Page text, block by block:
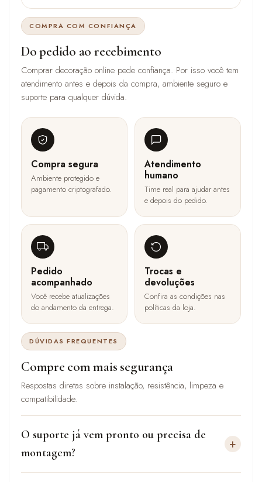
COMPRA COM CONFIANÇA
Do pedido ao recebimento
Comprar decoração online pede confiança. Por isso você tem
atendimento antes e depois da compra, ambiente seguro e
suporte para qualquer dúvida.
Compra segura
Ambiente protegido e
pagamento criptografado.
Atendimento
humano
Time real para ajudar antes
e depois do pedido.
Pedido
acompanhado
Você recebe atualizações
do andamento da entrega.
Trocas e
devoluções
Confira as condições nas
políticas da loja.
DÚVIDAS FREQUENTES
Compre com mais segurança
Respostas diretas sobre instalação, resistência, limpeza e
compatibilidade.
O suporte já vem pronto ou precisa de
montagem?
+